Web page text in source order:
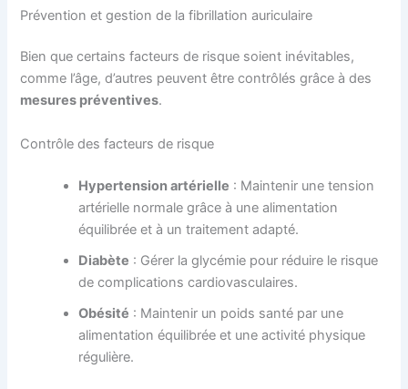
Prévention et gestion de la fibrillation auriculaire
Bien que certains facteurs de risque soient inévitables,
comme l’âge, d’autres peuvent être contrôlés grâce à des
mesures préventives.
Contrôle des facteurs de risque
Hypertension artérielle : Maintenir une tension
artérielle normale grâce à une alimentation
équilibrée et à un traitement adapté.
Diabète : Gérer la glycémie pour réduire le risque
de complications cardiovasculaires.
Obésité : Maintenir un poids santé par une
alimentation équilibrée et une activité physique
régulière.